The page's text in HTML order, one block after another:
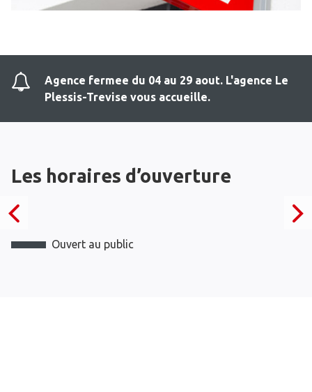
Agence fermee du 04 au 29 aout. L'agence Le
Plessis-Trevise vous accueille.
Les horaires d’ouverture
Ouvert au public